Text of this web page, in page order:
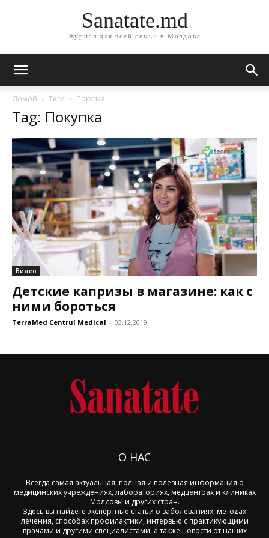
Sanatate.md
Журнал для всей семьи в Молдове
Домой Теги Покупка
Tag: Покупка
Видео
Детские капризы в магазине: как с
ними бороться
TerraMed Centrul Medical - 03.12.2019
О НАС
Всегда самая актуальная, полная и полезная информация о
медицинских учреждениях, лабораториях, медцентрах и клиниках
Молдовы и других стран.
Здесь вы найдете экспертные статьи о заболеваниях, методах
лечения, способах профилактики, интервью с практикующими
врачами и другими специалистами, а также новости от наших